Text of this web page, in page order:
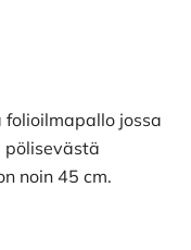
folioilmapallo jossa
noin 45 cm.